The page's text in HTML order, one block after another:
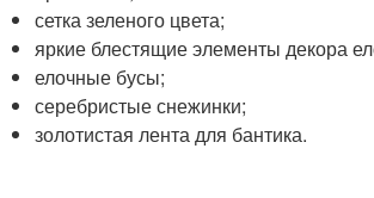
сетка зеленого цвета;
яркие блестящие элементы декора
елочные бусы;
серебристые снежинки;
золотистая лента для бантика.